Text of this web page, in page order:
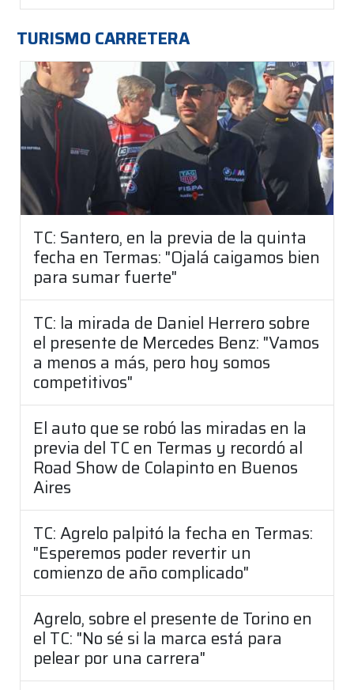
TURISMO CARRETERA
TC: Santero, en la previa de la quinta
fecha en Termas: "Ojalá caigamos bien
para sumar fuerte"
TC: la mirada de Daniel Herrero sobre
el presente de Mercedes Benz: "Vamos
a menos a más, pero hoy somos
competitivos"
El auto que se robó las miradas en la
previa del TC en Termas y recordó al
Road Show de Colapinto en Buenos
Aires
TC: Agrelo palpitó la fecha en Termas:
"Esperemos poder revertir un
comienzo de año complicado"
Agrelo, sobre el presente de Torino en
el TC: "No sé si la marca está para
pelear por una carrera"